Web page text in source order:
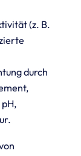
(z. B.
durch